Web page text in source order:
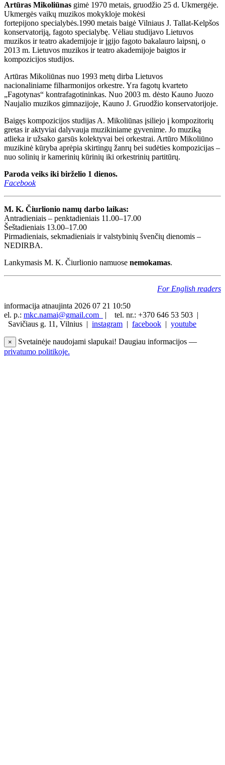
Artūras Mikoliūnas gimė 1970 metais, gruodžio 25 d. Ukmergėje.
Ukmergės vaikų muzikos mokykloje mokėsi
fortepijono specialybės.1990 metais baigė Vilniaus J. Tallat-Kelpšos
konservatoriją, fagoto specialybę. Vėliau studijavo Lietuvos
muzikos ir teatro akademijoje ir įgijo fagoto bakalauro laipsnį, o
2013 m. Lietuvos muzikos ir teatro akademijoje baigtos ir
kompozicijos studijos.
Artūras Mikoliūnas nuo 1993 metų dirba Lietuvos
nacionaliniame filharmonijos orkestre. Yra fagotų kvarteto
„Fagotynas“ kontrafagotininkas. Nuo 2003 m. dėsto Kauno Juozo
Naujalio muzikos gimnazijoje, Kauno J. Gruodžio konservatorijoje.
Baigęs kompozicijos studijas A. Mikoliūnas įsiliejo į kompozitorių
gretas ir aktyviai dalyvauja muzikiniame gyvenime. Jo muziką
atlieka ir užsako garsūs kolektyvai bei orkestrai. Artūro Mikoliūno
muzikinė kūryba aprėpia skirtingų žanrų bei sudėties kompozicijas –
nuo solinių ir kamerinių kūrinių iki orkestrinių partitūrų.
Paroda veiks iki birželio 1 dienos.
Facebook
M. K. Čiurlionio namų darbo laikas:
Antradieniais – penktadieniais 11.00–17.00
Šeštadieniais 13.00–17.00
Pirmadieniais, sekmadieniais ir valstybinių švenčių dienomis –
NEDIRBA.
Lankymasis M. K. Čiurlionio namuose nemokamas.
For English readers
informacija atnaujinta 2026 07 21 10:50
el. p.: mkc.namai@gmail.com |
tel. nr.: +370 646 53 503 |
Savičiaus g. 11, Vilnius | instagram | facebook | youtube
×
Svetainėje naudojami slapukai! Daugiau informacijos —
privatumo politikoje.